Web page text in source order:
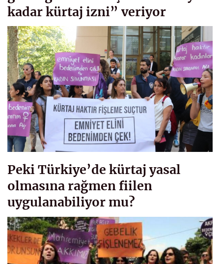
kadar kürtaj izni” veriyor
Peki Türkiye’de kürtaj yasal
olmasına rağmen fiilen
uygulanabiliyor mu?